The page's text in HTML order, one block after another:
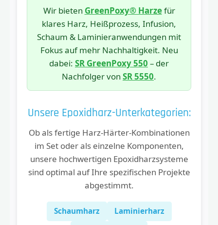
Wir bieten GreenPoxy® Harzefür
klares Harz, Heißprozess, Infusion,
Schaum & Laminieranwendungen mit
Fokus auf mehr Nachhaltigkeit. Neu
dabei: SR GreenPoxy 550 – der
Nachfolger von SR 5550.
Unsere Epoxidharz-Unterkategorien:
Ob als fertige Harz-Härter-Kombinationen
im Set oder als einzelne Komponenten,
unsere hochwertigen Epoxidharzsysteme
sind optimal auf Ihre spezifischen Projekte
abgestimmt.
Schaumharz
Laminierharz